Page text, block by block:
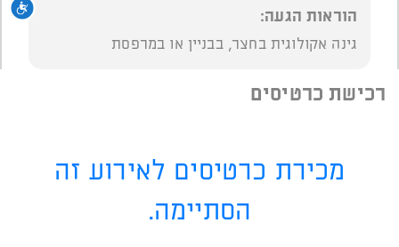
הוראות הגעה:
גינה אקולוגית בחצר, בבניין או במרפסת
רכישת כרטיסים
מכירת כרטיסים לאירוע זה
הסתיימה.